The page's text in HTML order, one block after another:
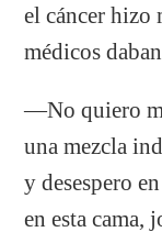
el cáncer hizo
médicos
—No quiero
una mezcla
y desespero
en esta cama,